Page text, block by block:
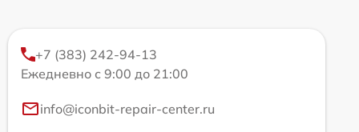
+7 (383) 242-94-13
Ежедневно с 9:00 до 21:00
info@iconbit-repair-center.ru